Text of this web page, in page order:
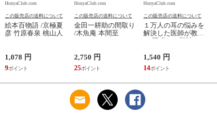
HonyaClub.com
この販売店の送料について
絵本百物語 /京極夏
彦 竹原春泉 桃山人
1,078 円
9
HonyaClub.com
この販売店の送料について
金田一耕助の間取り
/木魚庵 本間至
2,750 円
25
HonyaClub.com
この販売店の送料について
１万人の耳の悩みを
解決した医師が教え
1,540 円
14